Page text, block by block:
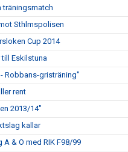
träningsmatch
Sthlmspolisen
Cup 2014
till Eskilstuna
Robbans-gristräning"
rent
2013/14"
kallar
A & O med RIK F98/99